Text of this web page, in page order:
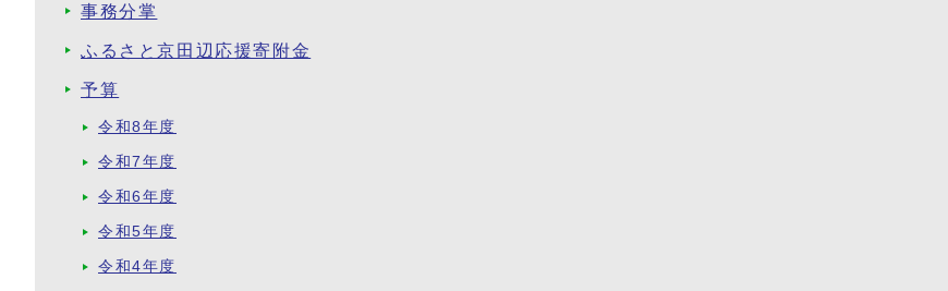
事務分掌
ふるさと京田辺応援寄附金
予算
令和8年度
令和7年度
令和6年度
令和5年度
令和4年度